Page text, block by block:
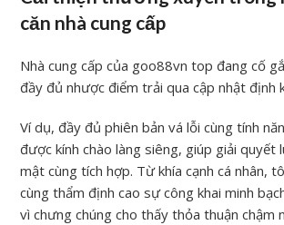
căn nhà cung cấp
Nhà cung cấp của goo88vn top đang cố
đầy đủ nhược điểm trải qua cập nhật định
Ví dụ, đầy đủ phiên bản vá lỗi cùng tính
được kính chào làng siêng, giúp giải quyết
mật cùng tích hợp. Từ khía cạnh cá nhân,
cùng thẩm định cao sự công khai minh
vì chưng chúng cho thấy thỏa thuận chậm